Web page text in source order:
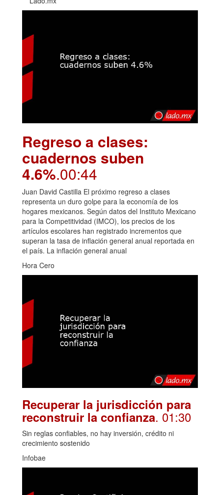
Regreso a clases:
cuadernos suben
4.6%.00:44
Juan David Castilla El próximo regreso a clases
representa un duro golpe para la economía de los
hogares mexicanos. Según datos del Instituto Mexicano
para la Competitividad (IMCO), los precios de los
artículos escolares han registrado incrementos que
superan la tasa de inflación general anual reportada en
el país. La inflación general anual
Hora Cero
Recuperar la jurisdicción para
reconstruir la confianza. 01:30
Sin reglas confiables, no hay inversión, crédito ni
crecimiento sostenido
Infobae